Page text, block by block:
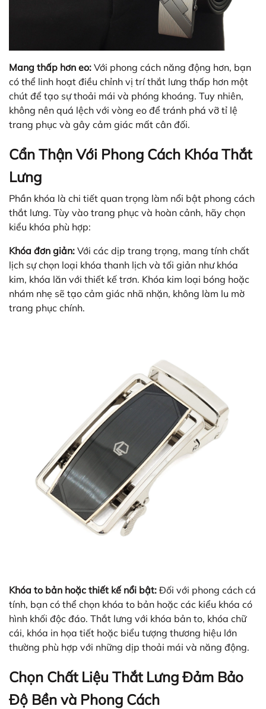
Mang thấp hơn eo: Với phong cách năng động hơn, bạn
có thể linh hoạt điều chỉnh vị trí thắt lưng thấp hơn một
chút để tạo sự thoải mái và phóng khoáng. Tuy nhiên,
không nên quá lệch với vòng eo để tránh phá vỡ tỉ lệ
trang phục và gây cảm giác mất cân đối.
Cẩn Thận Với Phong Cách Khóa Thắt
Lưng
Phần khóa là chi tiết quan trọng làm nổi bật phong cách
thắt lưng. Tùy vào trang phục và hoàn cảnh, hãy chọn
kiểu khóa phù hợp:
Khóa đơn giản: Với các dịp trang trọng, mang tính chất
lịch sự chọn loại khóa thanh lịch và tối giản như khóa
kim, khóa lăn với thiết kế trơn. Khóa kim loại bóng hoặc
nhám nhẹ sẽ tạo cảm giác nhã nhặn, không làm lu mờ
trang phục chính.
Khóa to bản hoặc thiết kế nổi bật: Đối với phong cách cá
tính, bạn có thể chọn khóa to bản hoặc các kiểu khóa có
hình khối độc đáo. Thắt lưng với khóa bản to, khóa chữ
cái, khóa in họa tiết hoặc biểu tượng thương hiệu lớn
thường phù hợp với những dịp thoải mái và năng động.
Chọn Chất Liệu Thắt Lưng Đảm Bảo
Độ Bền và Phong Cách